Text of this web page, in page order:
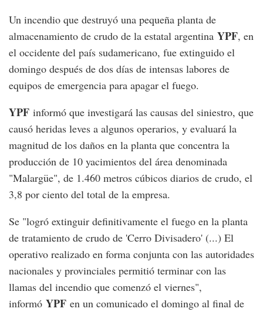
Un incendio que destruyó una pequeña planta de
almacenamiento de crudo de la estatal argentina YPF, en
el occidente del país sudamericano, fue extinguido el
domingo después de dos días de intensas labores de
equipos de emergencia para apagar el fuego.
YPF informó que investigará las causas del siniestro, que
causó heridas leves a algunos operarios, y evaluará la
magnitud de los daños en la planta que concentra la
producción de 10 yacimientos del área denominada
"Malargüe", de 1.460 metros cúbicos diarios de crudo, el
3,8 por ciento del total de la empresa.
Se "logró extinguir definitivamente el fuego en la planta
de tratamiento de crudo de 'Cerro Divisadero' (...) El
operativo realizado en forma conjunta con las autoridades
nacionales y provinciales permitió terminar con las
llamas del incendio que comenzó el viernes",
informó YPF en un comunicado el domingo al final de